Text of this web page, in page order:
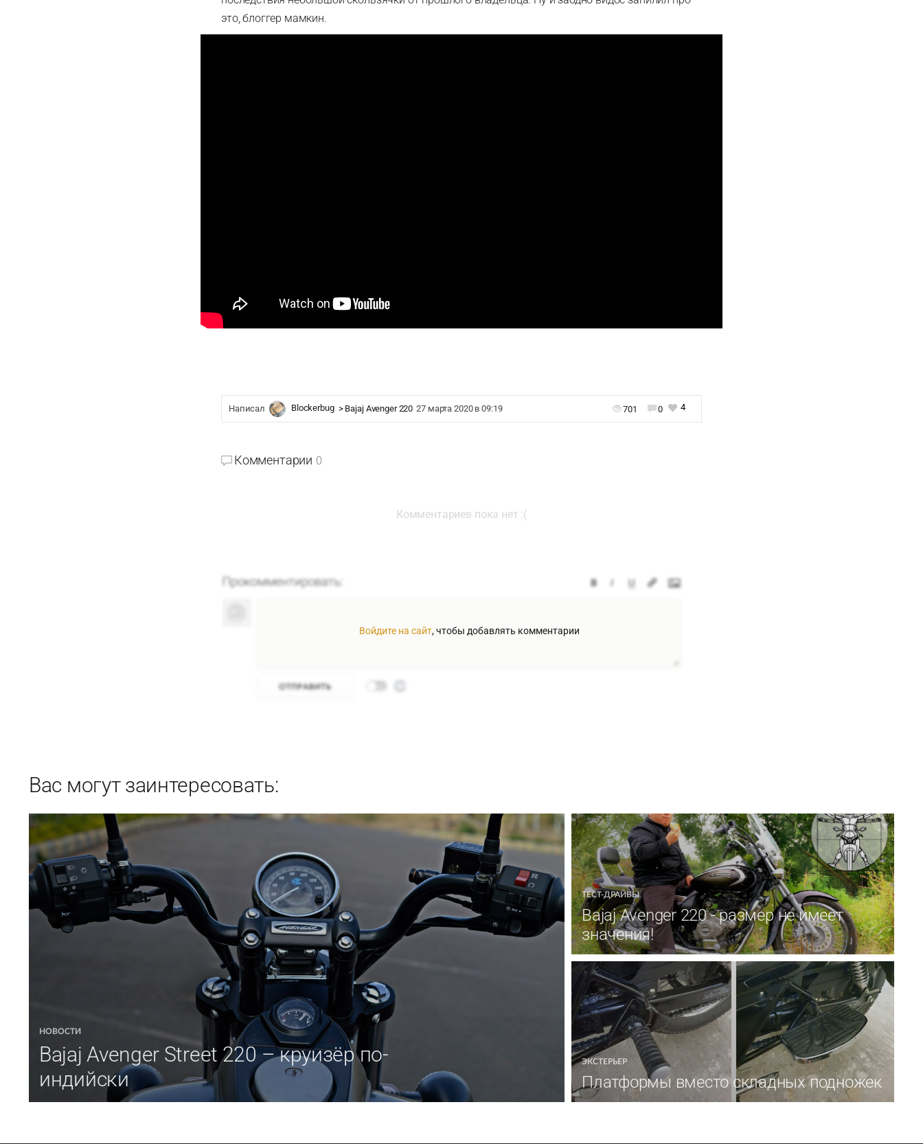
это, блоггер мамкин.
Написал Blockerbug > Bajaj Avenger 220 27 марта 2020 в 09:19 701 0 4
Комментарии 0
Комментариев пока нет :(
Войдите на сайт, чтобы добавлять комментарии
Вас могут заинтересовать:
НОВОСТИ
Bajaj Avenger Street 220 – круизёр по-
индийски
ТЕСТ-ДРАЙВЫ
Bajaj Avenger 220 - размер не имеет
значения!
ЭКСТЕРЬЕР
Платформы вместо складных подножек